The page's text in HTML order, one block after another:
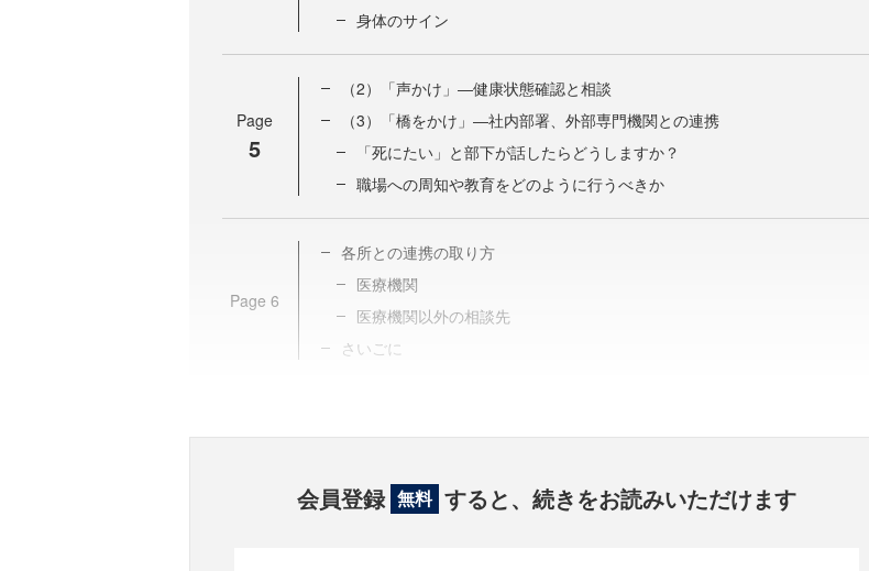
身体のサイン
Page
5
（2）「声かけ」―健康状態確認と相談
（3）「橋をかけ」―社内部署、外部専門機関との連携
「死にたい」と部下が話したらどうしますか？
職場への周知や教育をどのように行うべきか
Page 6
各所との連携の取り方
医療機関
医療機関以外の相談先
さいごに
会員登録 無料 すると、続きをお読みいただけます